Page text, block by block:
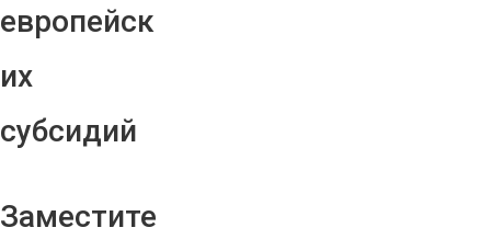
европейск
их
субсидий
Заместите